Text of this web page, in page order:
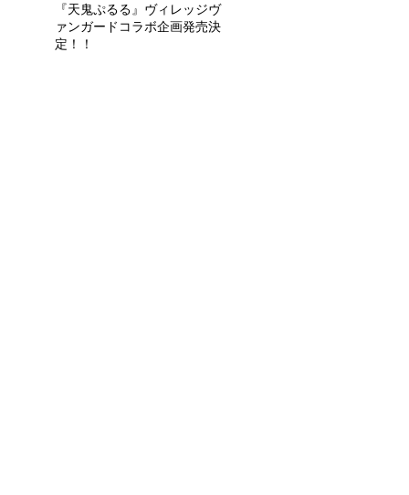
『天鬼ぷるる』ヴィレッジヴ
ァンガードコラボ企画発売決
定！！